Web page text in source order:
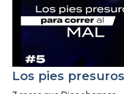
Los pies